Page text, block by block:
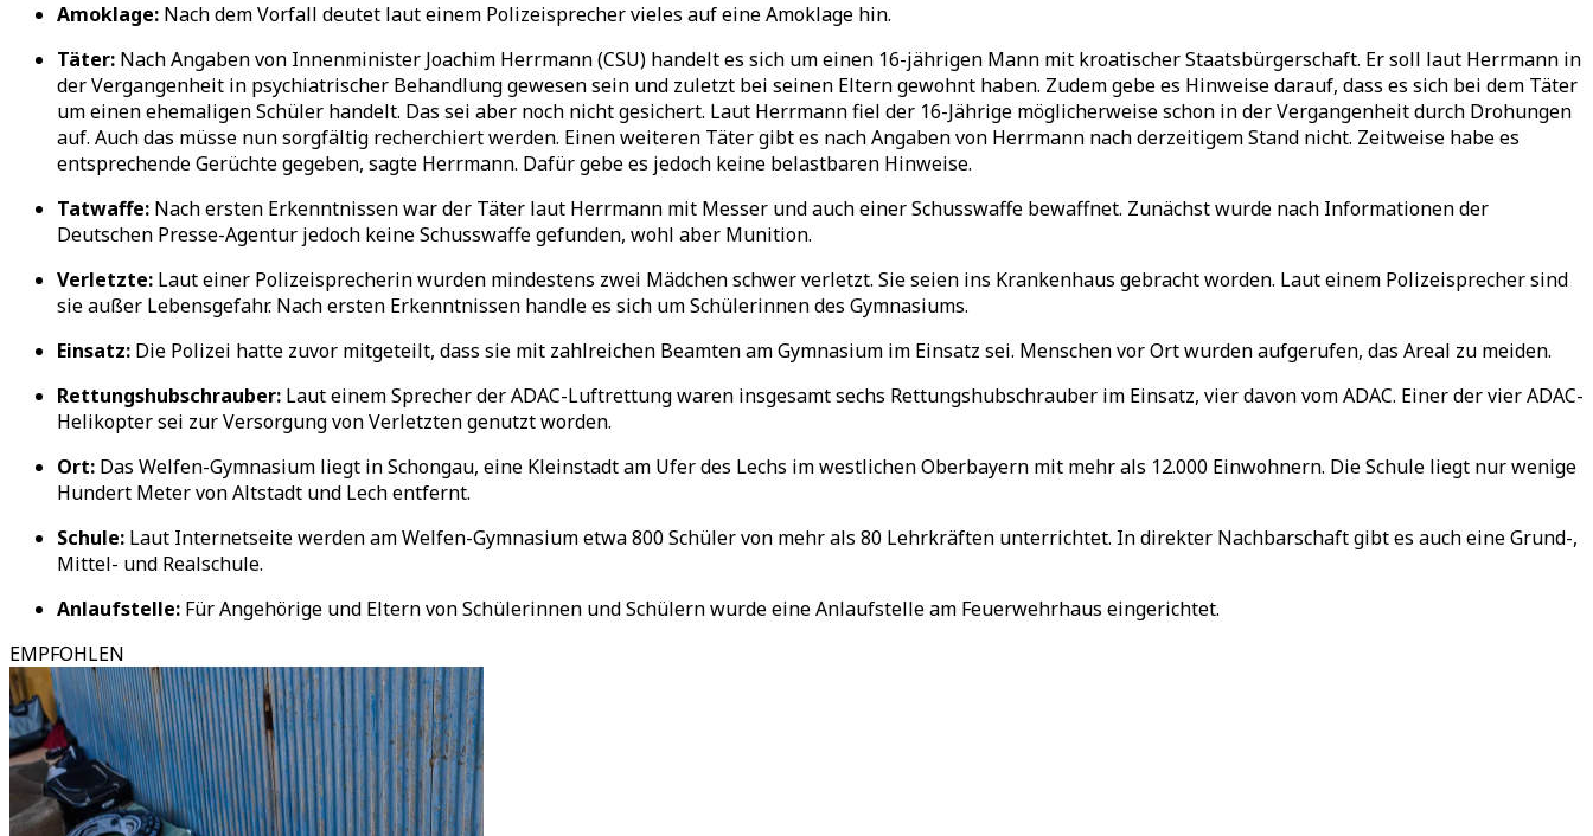
Amoklage: Nach dem Vorfall deutet laut einem Polizeisprecher vieles auf eine Amoklage hin.
Täter: Nach Angaben von Innenminister Joachim Herrmann (CSU) handelt es sich um einen 16-jährigen Mann mit kroatischer Staatsbürgerschaft. Er soll laut Herrmann in
der Vergangenheit in psychiatrischer Behandlung gewesen sein und zuletzt bei seinen Eltern gewohnt haben. Zudem gebe es Hinweise darauf, dass es sich bei dem Täter
um einen ehemaligen Schüler handelt. Das sei aber noch nicht gesichert. Laut Herrmann fiel der 16-Jährige möglicherweise schon in der Vergangenheit durch Drohungen
auf. Auch das müsse nun sorgfältig recherchiert werden. Einen weiteren Täter gibt es nach Angaben von Herrmann nach derzeitigem Stand nicht. Zeitweise habe es
entsprechende Gerüchte gegeben, sagte Herrmann. Dafür gebe es jedoch keine belastbaren Hinweise.
Tatwaffe: Nach ersten Erkenntnissen war der Täter laut Herrmann mit Messer und auch einer Schusswaffe bewaffnet. Zunächst wurde nach Informationen der
Deutschen Presse-Agentur jedoch keine Schusswaffe gefunden, wohl aber Munition.
Verletzte: Laut einer Polizeisprecherin wurden mindestens zwei Mädchen schwer verletzt. Sie seien ins Krankenhaus gebracht worden. Laut einem Polizeisprecher sind
sie außer Lebensgefahr. Nach ersten Erkenntnissen handle es sich um Schülerinnen des Gymnasiums.
Einsatz: Die Polizei hatte zuvor mitgeteilt, dass sie mit zahlreichen Beamten am Gymnasium im Einsatz sei. Menschen vor Ort wurden aufgerufen, das Areal zu meiden.
Rettungshubschrauber: Laut einem Sprecher der ADAC-Luftrettung waren insgesamt sechs Rettungshubschrauber im Einsatz, vier davon vom ADAC. Einer der vier ADAC-
Helikopter sei zur Versorgung von Verletzten genutzt worden.
Ort: Das Welfen-Gymnasium liegt in Schongau, eine Kleinstadt am Ufer des Lechs im westlichen Oberbayern mit mehr als 12.000 Einwohnern. Die Schule liegt nur wenige
Hundert Meter von Altstadt und Lech entfernt.
Schule: Laut Internetseite werden am Welfen-Gymnasium etwa 800 Schüler von mehr als 80 Lehrkräften unterrichtet. In direkter Nachbarschaft gibt es auch eine Grund-,
Mittel- und Realschule.
Anlaufstelle: Für Angehörige und Eltern von Schülerinnen und Schülern wurde eine Anlaufstelle am Feuerwehrhaus eingerichtet.
EMPFOHLEN